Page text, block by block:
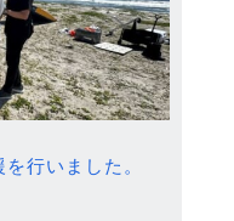
行いました。